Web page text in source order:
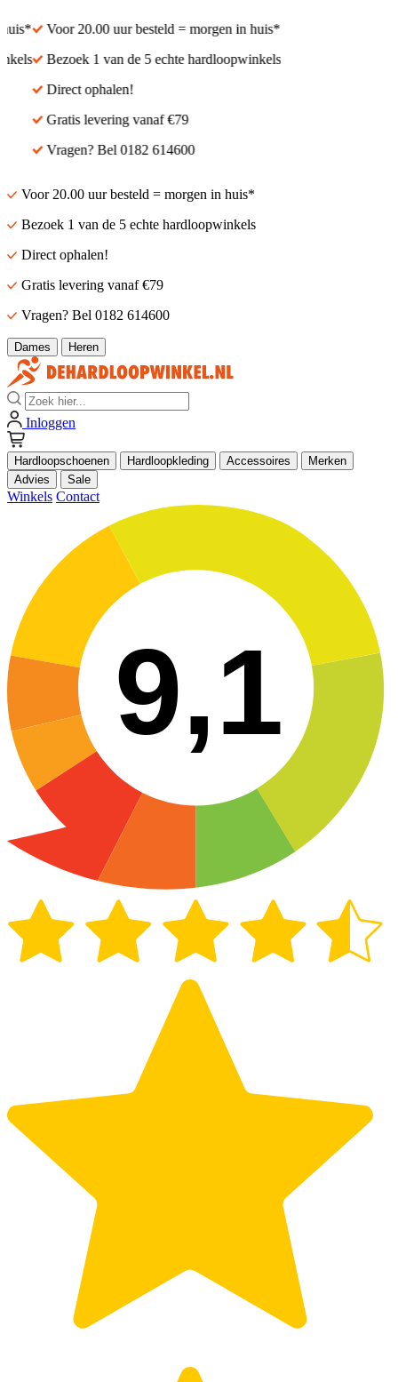
Voor 20.00 uur besteld = morgen in huis*
Bezoek 1 van de 5 echte hardloopwinkels
Direct ophalen!
Gratis levering vanaf €79
Vragen? Bel 0182 614600
Voor 20.00 uur besteld = morgen in huis*
Bezoek 1 van de 5 echte hardloopwinkels
Direct ophalen!
Gratis levering vanaf €79
Vragen? Bel 0182 614600
Dames Heren
Zoek
Inloggen
Hardloopschoenen Hardloopkleding Accessoires
Merken
Advies
Sale
Winkels Contact
9,1